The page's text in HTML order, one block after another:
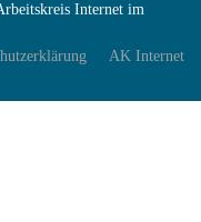
Internet im
AK Internet